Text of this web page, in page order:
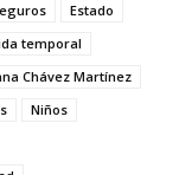
Estado
temporal
Chávez Martínez
Niños